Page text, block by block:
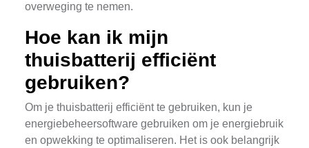
overweging te nemen.
Hoe kan ik mijn
thuisbatterij efficiënt
gebruiken?
Om je thuisbatterij efficiënt te gebruiken, kun je
energiebeheersoftware gebruiken om je energiebruik
en opwekking te optimaliseren. Het is ook belangrijk